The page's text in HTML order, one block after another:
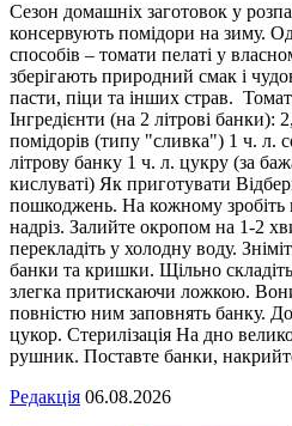
Сезон домашніх заготовок у
консервують помідори на зиму.
способів – томати пелаті у
зберігають природний смак і
пасти, піци та інших страв.
Інгредієнти (на 2 літрові банки):
помідорів (типу "сливка") 1 ч. л.
літрову банку 1 ч. л. цукру (за
кислуваті) Як приготувати
пошкоджень. На кожному зробіть
надріз. Залийте окропом на 1-2
перекладіть у холодну воду.
банки та кришки. Щільно
злегка притискаючи ложкою.
повністю ним заповнять банку.
цукор. Стерилізація На дно
рушник. Поставте банки,
Редакція 06.08.2026